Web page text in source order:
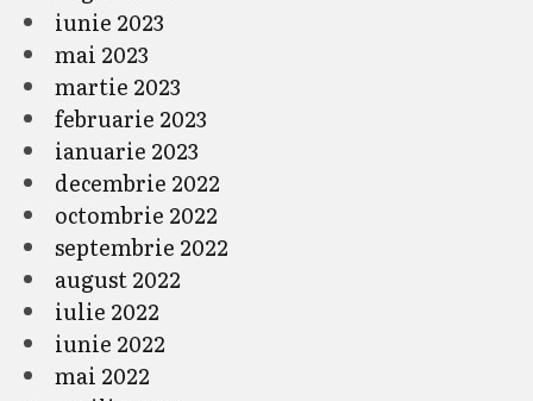
iunie 2023
mai 2023
martie 2023
februarie 2023
ianuarie 2023
decembrie 2022
octombrie 2022
septembrie 2022
august 2022
iulie 2022
iunie 2022
mai 2022